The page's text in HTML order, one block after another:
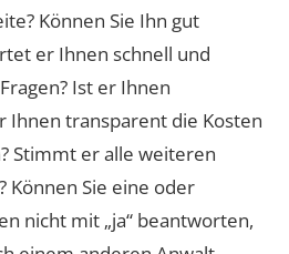
Können Sie Ihn gut
er Ihnen schnell und
Ist er Ihnen
Ihnen transparent die Kosten
Stimmt er alle weiteren
Können Sie eine oder
nicht mit „ja“ beantworten,